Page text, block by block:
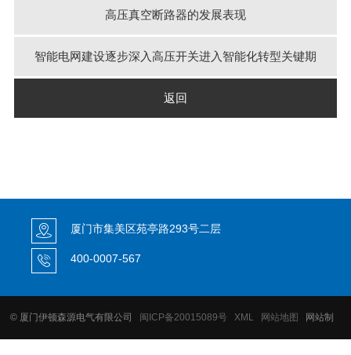
高压真空断路器的发展表现
智能电网建设逐步深入高压开关进入智能化转型关键期
返回
厦门市集美区苑亭路293号二层
400-0007-567
© 厦门伊顿森源电气有限公司 闽ICP备20015089号 XML 网站地图 网站制